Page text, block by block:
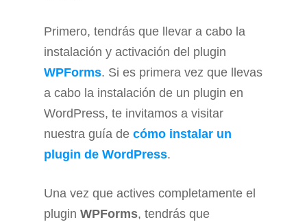
Primero, tendrás que llevar a cabo la
instalación y activación del plugin
WPForms. Si es primera vez que llevas
a cabo la instalación de un plugin en
WordPress, te invitamos a visitar
nuestra guía de cómo instalar un
plugin de WordPress.
Una vez que actives completamente el
plugin WPForms, tendrás que